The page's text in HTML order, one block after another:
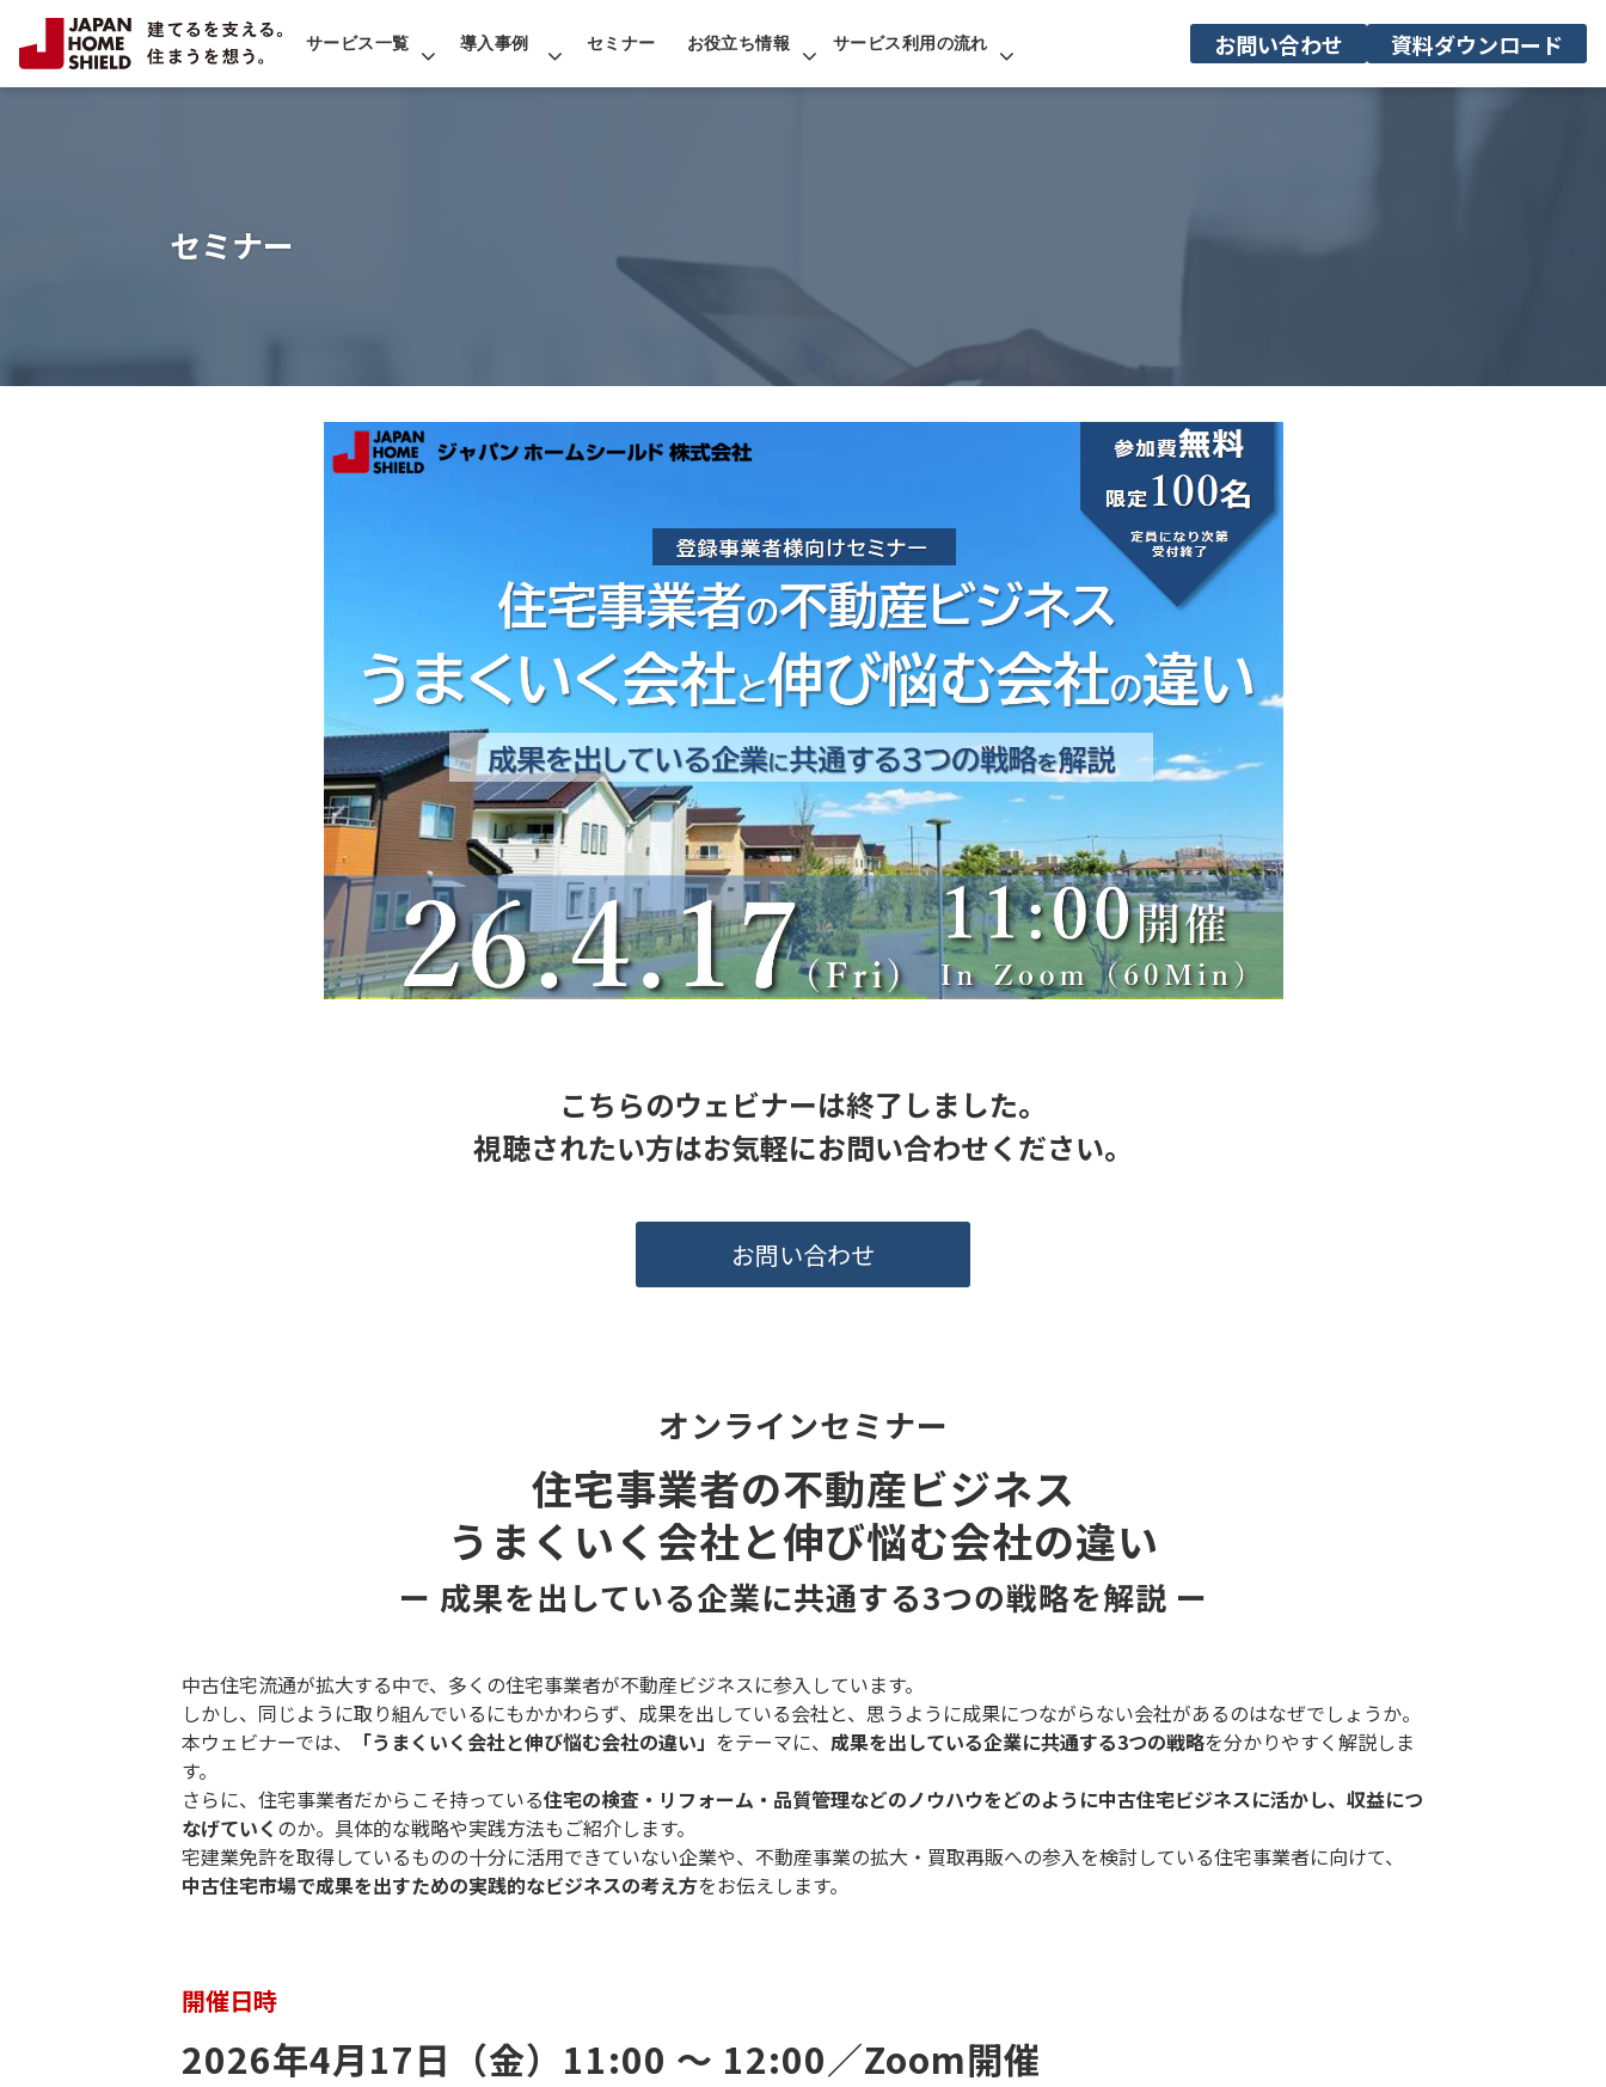
サービス一覧 導入事例 セミナー お役立ち情報 サービス利用の流れ お問い合わせ 資料ダウンロード
セミナー
こちらのウェビナーは終了しました。
視聴されたい方はお気軽にお問い合わせください。
お問い合わせ
オンラインセミナー
住宅事業者の不動産ビジネス
うまくいく会社と伸び悩む会社の違い
ー 成果を出している企業に共通する3つの戦略を解説 ー
中古住宅流通が拡大する中で、多くの住宅事業者が不動産ビジネスに参入しています。
しかし、同じように取り組んでいるにもかかわらず、成果を出している会社と、思うように成果につながらない会社があるのはなぜでしょうか。
本ウェビナーでは、
「うまくいく会社と伸び悩む会社の違い」 をテーマに、 成果を出している企業に共通する3つの戦略を分かりやすく解説しま
す。
さらに、住宅事業者だからこそ持っている住宅の検査・リフォーム・品質管理などのノウハウをどのように中古住宅ビジネスに活かし、収益につ
なげていく のか。具体的な戦略や実践方法もご紹介します。
宅建業免許を取得しているものの十分に活用できていない企業や、不動産事業の拡大・買取再販への参入を検討している住宅事業者に向けて、
中古住宅市場で成果を出すための実践的なビジネスの考え方をお伝えします。
開催日時
2026年4月17日（金）11:00 ～ 12:00／Zoom開催